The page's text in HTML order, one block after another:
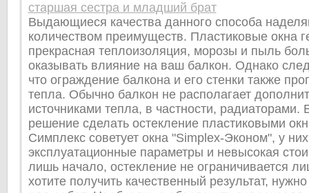
старшая сестра и младший брат
Выдающиеся качества данного способа
количеством преимуществ. Пластиковые окна
прекрасная теплоизоляция, морозы и пыль
оказывать влияние на ваш балкон. Однако
что ограждение балкона и его стенки также
тепла. Обычно балкон не располагает
источниками тепла, в частности,
решение сделать остекление пластиковыми
Симплекс советует окна "Simplex-Эконом", у
эксплуатационные параметры и невысокая
лишь начало, остекление не ограничивается
хотите получить качественный результат,